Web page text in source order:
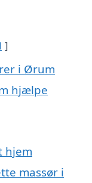
i Ørum
hjælpe
hjem
massør i